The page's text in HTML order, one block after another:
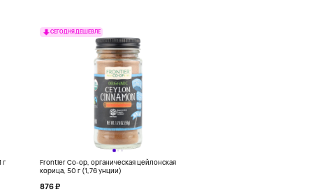
г
СЕГОДНЯ ДЕШЕВЛЕ
Frontier Co-op, органическая цейлонская
корица, 50 г (1,76 унции)
876 ₽